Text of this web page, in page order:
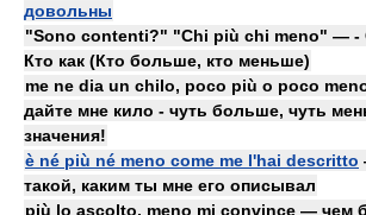
довольны
"Sono contenti?" "Chi più chi meno" —
Кто как (Кто больше, кто меньше)
me ne dia un chilo, poco più o poco
дайте мне кило - чуть больше, чуть
значения!
è né più né meno come me l'hai descritto
такой, каким ты мне его описывал
più lo ascolto, meno mi convince — чем